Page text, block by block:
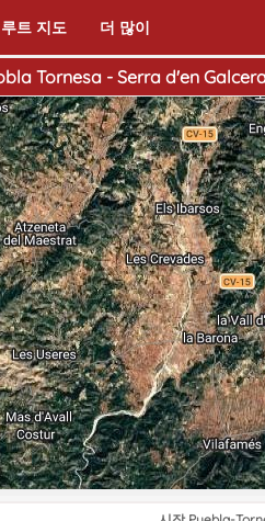
루트 지도 더 많이
Tornesa - Serra d'en